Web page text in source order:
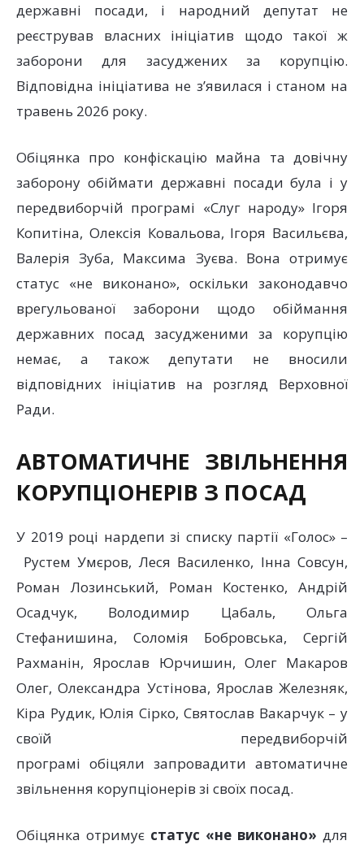
державні посади, і народний депутат не
реєстрував власних ініціатив щодо такої ж
заборони для засуджених за корупцію.
Відповідна ініціатива не з’явилася і станом на
травень 2026 року.
Обіцянка про конфіскацію майна та довічну
заборону обіймати державні посади була і у
передвиборчій програмі «Слуг народу» Ігоря
Копитіна, Олексія Ковальова, Ігоря Васильєва,
Валерія Зуба, Максима Зуєва. Вона отримує
статус «не виконано», оскільки законодавчо
врегульованої заборони щодо обіймання
державних посад засудженими за корупцію
немає, а також депутати не вносили
відповідних ініціатив на розгляд Верховної
Ради.
АВТОМАТИЧНЕ ЗВІЛЬНЕННЯ
КОРУПЦІОНЕРІВ З ПОСАД
У 2019 році нардепи зі списку партії «Голос» –
Рустем Умєров, Леся Василенко, Інна Совсун,
Роман Лозинський, Роман Костенко, Андрій
Осадчук, Володимир Цабаль, Ольга
Стефанишина, Соломія Бобровська, Сергій
Рахманін, Ярослав Юрчишин, Олег Макаров
Олег, Олександра Устінова, Ярослав Железняк,
Кіра Рудик, Юлія Сірко, Святослав Вакарчук – у
своїй передвиборчій
програмі обіцяли запровадити автоматичне
звільнення корупціонерів зі своїх посад.
Обіцянка отримує статус «не виконано» для